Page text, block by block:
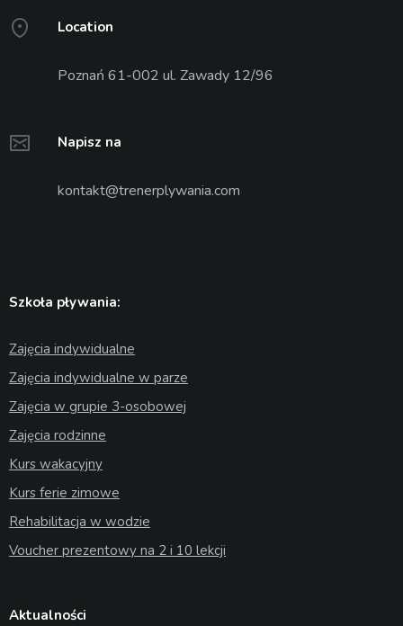
Location
Poznań 61-002 ul. Zawady 12/96
Napisz na
kontakt@trenerplywania.com
Szkoła pływania:
Zajęcia indywidualne
Zajęcia indywidualne w parze
Zajęcia w grupie 3-osobowej
Zajęcia rodzinne
Kurs wakacyjny
Kurs ferie zimowe
Rehabilitacja w wodzie
Voucher prezentowy na 2 i 10 lekcji
Aktualności